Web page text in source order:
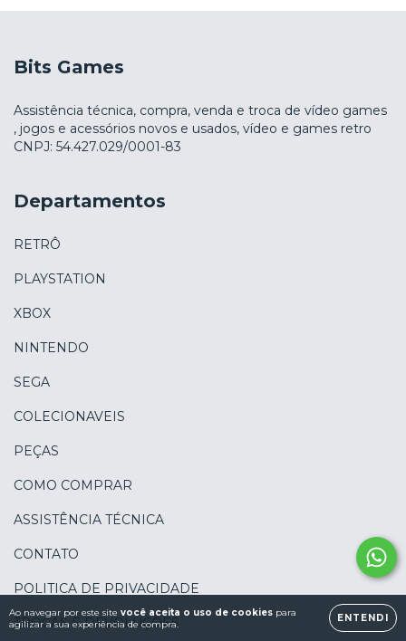
Ao navegar por este site você aceita o uso de cookies para
agilizar a sua experiência de compra.
ENTENDI
Bits Games
Assistência técnica, compra, venda e troca de vídeo games
, jogos e acessórios novos e usados, vídeo e games retro
CNPJ: 54.427.029/0001-83
Departamentos
RETRÔ
PLAYSTATION
XBOX
NINTENDO
SEGA
COLECIONAVEIS
PEÇAS
COMO COMPRAR
ASSISTÊNCIA TÉCNICA
CONTATO
POLITICA DE PRIVACIDADE
TROCAS E DEVOLUÇÕES